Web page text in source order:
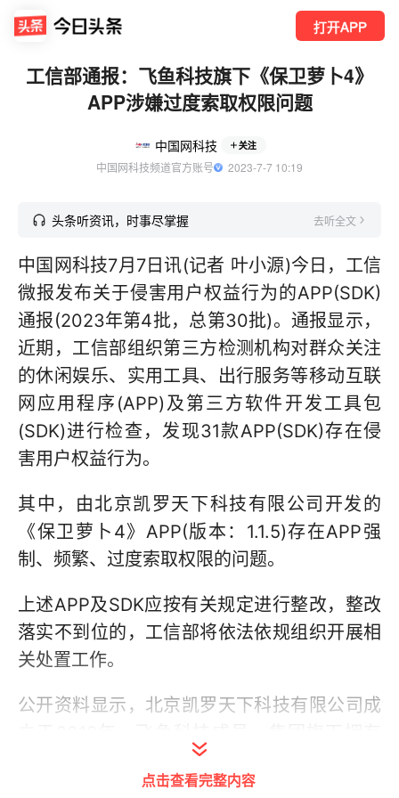
打开APP
工信部通报：飞鱼科技旗下《保卫萝卜4》
APP涉嫌过度索取权限问题
中国网科技 关注
中国网科技频道官方账号
  2023-7-7 10:19
头条听资讯，时事尽掌握 去听全文
中国网科技7月7日讯(记者 叶小源)今日，工信
微报发布关于侵害用户权益行为的APP(SDK)
通报(2023年第4批，总第30批)。通报显示，
近期，工信部组织第三方检测机构对群众关注
的休闲娱乐、实用工具、出行服务等移动互联
网应用程序(APP)及第三方软件开发工具包
(SDK)进行检查，发现31款APP(SDK)存在侵
害用户权益行为。
其中，由北京凯罗天下科技有限公司开发的
《保卫萝卜4》APP(版本：1.1.5)存在APP强
制、频繁、过度索取权限的问题。
上述APP及SDK应按有关规定进行整改，整改
落实不到位的，工信部将依法依规组织开展相
关处置工作。
公开资料显示，北京凯罗天下科技有限公司成
《神仙道》、《保卫萝卜》系列产品。
点击查看完整内容